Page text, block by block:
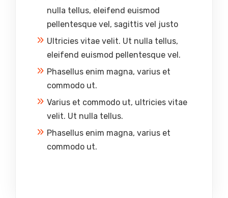
nulla tellus, eleifend euismod
pellentesque vel, sagittis vel justo
Ultricies vitae velit. Ut nulla tellus,
eleifend euismod pellentesque vel.
Phasellus enim magna, varius et
commodo ut.
Varius et commodo ut, ultricies vitae
velit. Ut nulla tellus.
Phasellus enim magna, varius et
commodo ut.